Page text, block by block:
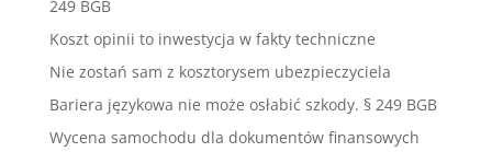
249 BGB
Koszt opinii to inwestycja w fakty techniczne
Nie zostań sam z kosztorysem ubezpieczyciela
Bariera językowa nie może osłabić szkody. § 249 BGB
Wycena samochodu dla dokumentów finansowych